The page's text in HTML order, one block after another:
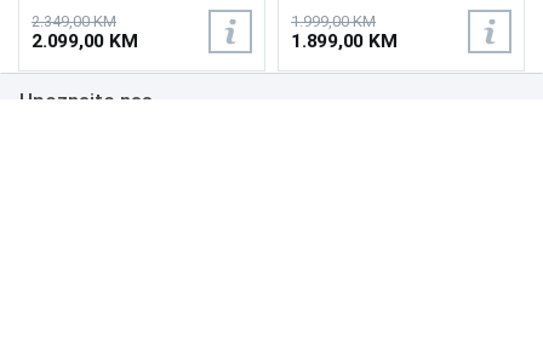
Osvježenje: 144Hz, AMD
FreeSync Premium Pro,
Priključci: 2xHDMI 2.1,
DisplayPort, 2xUSB 3.2, USB-
B
2.349,00 KM
2.099,00 KM
Osvježenje: 175Hz, AMD
FreeSync Premium,
Wireless LAN, Bluetooth ,
Priključci: 2xHDMI,
1.999,00 KM
1.899,00 KM
Upoznajte nas